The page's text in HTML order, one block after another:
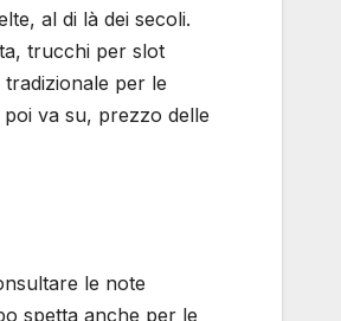
al di là dei secoli.
trucchi per slot
per le
va su, prezzo delle
le note
spetta anche per le